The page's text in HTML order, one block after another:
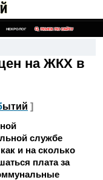
НЕКРОЛОГ ПОИСК ПО САЙТУ
на ЖКХ в
ытий ]
службе
и на сколько
плата за